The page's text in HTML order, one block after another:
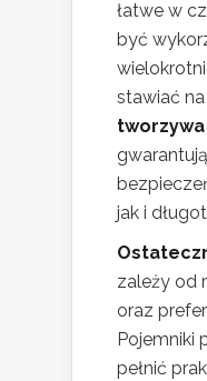
łatwe w
być
stawiać na
jak i
zależy od
oraz
Pojemniki
pełnić